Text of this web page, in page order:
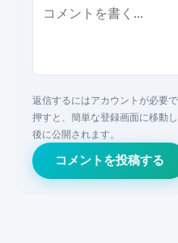
返信するにはアカウントが必要
押すと、簡単な登録画面に移動
後に公開されます。
コメントを投稿する